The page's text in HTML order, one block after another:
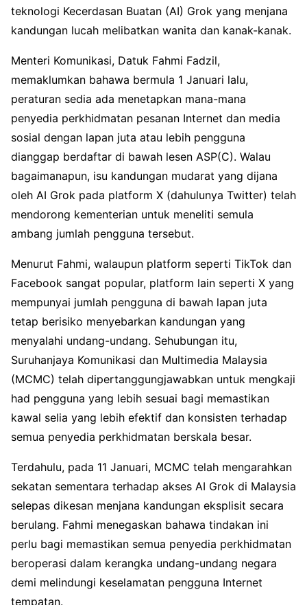
teknologi Kecerdasan Buatan (AI) Grok yang menjana
kandungan lucah melibatkan wanita dan kanak-kanak.
Menteri Komunikasi, Datuk Fahmi Fadzil,
memaklumkan bahawa bermula 1 Januari lalu,
peraturan sedia ada menetapkan mana-mana
penyedia perkhidmatan pesanan Internet dan media
sosial dengan lapan juta atau lebih pengguna
dianggap berdaftar di bawah lesen ASP(C). Walau
bagaimanapun, isu kandungan mudarat yang dijana
oleh AI Grok pada platform X (dahulunya Twitter) telah
mendorong kementerian untuk meneliti semula
ambang jumlah pengguna tersebut.
Menurut Fahmi, walaupun platform seperti TikTok dan
Facebook sangat popular, platform lain seperti X yang
mempunyai jumlah pengguna di bawah lapan juta
tetap berisiko menyebarkan kandungan yang
menyalahi undang-undang. Sehubungan itu,
Suruhanjaya Komunikasi dan Multimedia Malaysia
(MCMC) telah dipertanggungjawabkan untuk mengkaji
had pengguna yang lebih sesuai bagi memastikan
kawal selia yang lebih efektif dan konsisten terhadap
semua penyedia perkhidmatan berskala besar.
Terdahulu, pada 11 Januari, MCMC telah mengarahkan
sekatan sementara terhadap akses AI Grok di Malaysia
selepas dikesan menjana kandungan eksplisit secara
berulang. Fahmi menegaskan bahawa tindakan ini
perlu bagi memastikan semua penyedia perkhidmatan
beroperasi dalam kerangka undang-undang negara
demi melindungi keselamatan pengguna Internet
tempatan.